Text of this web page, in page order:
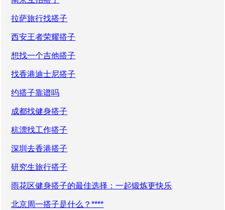
拉萨旅行找搭子
西安王者荣耀搭子
想找一个吉他搭子
找香港迪士尼搭子
约搭子靠谱吗
成都找健身搭子
杭漂找工作搭子
深圳去香港搭子
研究生旅行搭子
雨花区健身搭子的最佳选择：一起锻炼更快乐
北京周一搭子是什么？****